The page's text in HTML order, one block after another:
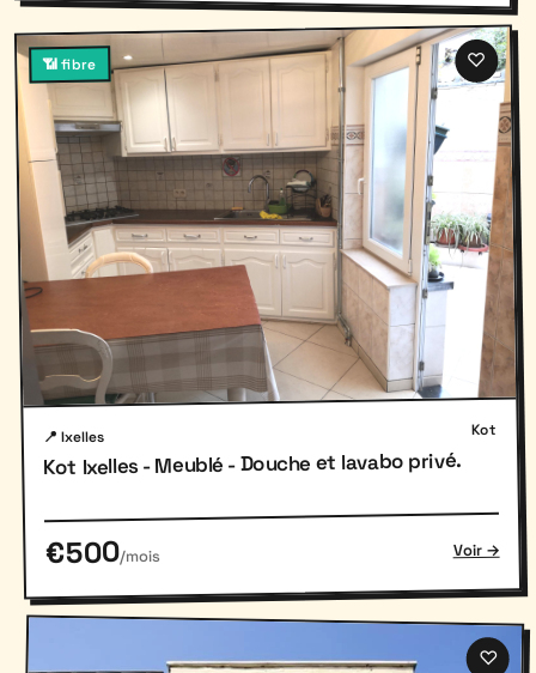
📶 fibre ♡
📍 Ixelles Kot
Kot Ixelles - Meublé - Douche et lavabo privé.
€500/mois Voir →
♡